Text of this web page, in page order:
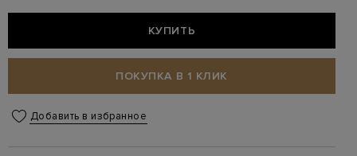
КУПИТЬ
ПОКУПКА В 1 КЛИК
Добавить в избранное